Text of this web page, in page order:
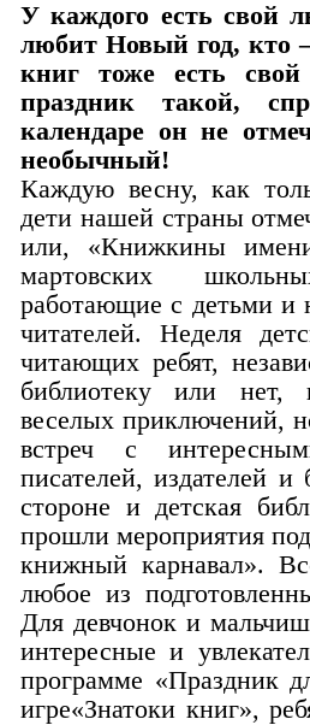
У каждого есть свой
любит Новый год, кто
книг тоже есть
праздник такой,
календаре он не
необычный!
Каждую весну, как
дети нашей страны
или, «Книжкины
мартовских
работающие с детьми и
читателей. Неделя
читающих ребят,
библиотеку или нет,
веселых приключений,
встреч с
писателей, издателей и
стороне и детская
прошли мероприятия
книжный карнавал».
любое из
Для девчонок и
интересные и
программе «Праздник
игре«Знатоки книг»,